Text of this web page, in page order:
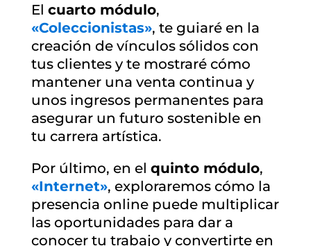
El cuarto módulo,
«Coleccionistas», te guiaré en la
creación de vínculos sólidos con
tus clientes y te mostraré cómo
mantener una venta continua y
unos ingresos permanentes para
asegurar un futuro sostenible en
tu carrera artística.
Por último, en el quinto módulo,
«Internet», exploraremos cómo la
presencia online puede multiplicar
las oportunidades para dar a
conocer tu trabajo y convertirte en